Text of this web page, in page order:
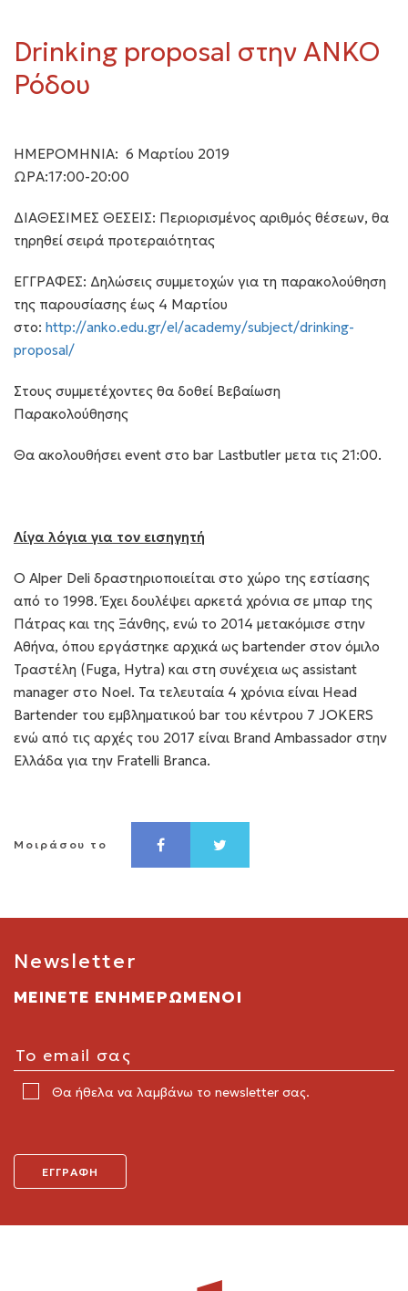
Drinking proposal στην ΑΝΚΟ
Ρόδου
ΗΜΕΡΟΜΗΝΙΑ: 6 Μαρτίου 2019
ΩΡΑ:17:00-20:00
ΔΙΑΘΕΣΙΜΕΣ ΘΕΣΕΙΣ: Περιορισμένος αριθμός θέσεων, θα
τηρηθεί σειρά προτεραιότητας
ΕΓΓΡΑΦΕΣ: Δηλώσεις συμμετοχών για τη παρακολούθηση
της παρουσίασης έως 4 Μαρτίου
στο: http://anko.edu.gr/el/academy/subject/drinking-
proposal/
Στους συμμετέχοντες θα δοθεί Βεβαίωση
Παρακολούθησης
Θα ακολουθήσει event στο bar Lastbutler μετα τις 21:00.
Λίγα λόγια για τον εισηγητή
Ο Alper Deli δραστηριοποιείται στο χώρο της εστίασης
από το 1998. Έχει δουλέψει αρκετά χρόνια σε μπαρ της
Πάτρας και της Ξάνθης, ενώ το 2014 μετακόμισε στην
Αθήνα, όπου εργάστηκε αρχικά ως bartender στον όμιλο
Τραστέλη (Fuga, Hytra) και στη συνέχεια ως assistant
manager στο Noel. Τα τελευταία 4 χρόνια είναι Head
Bartender του εμβληματικού bar του κέντρου 7 JOKERS
ενώ από τις αρχές του 2017 είναι Brand Ambassador στην
Ελλάδα για την Fratelli Branca.
Μοιράσου το
Newsletter
ΜΕΙΝΕΤΕ ΕΝΗΜΕΡΩΜΕΝΟΙ
Θα ήθελα να λαμβάνω το newsletter σας.